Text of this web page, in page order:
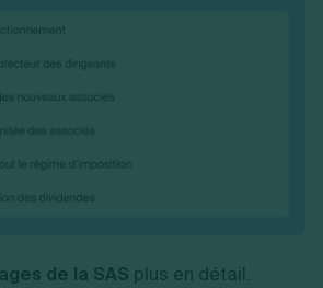
de la SAS plus en détail.